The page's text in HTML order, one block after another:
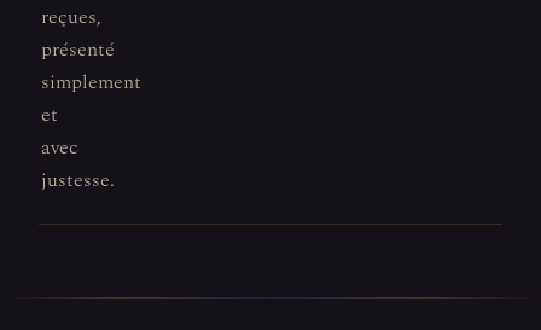
reçues,
présenté
simplement
et
avec
justesse.